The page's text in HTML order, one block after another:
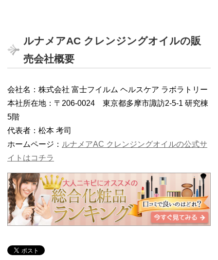
ルナメアAC クレンジングオイルの販
売会社概要
会社名：株式会社 富士フイルム ヘルスケア ラボラトリー
本社所在地：〒206-0024 東京都多摩市諏訪2-5-1 研究棟
5階
代表者：松本 考司
ホームページ： ルナメアAC クレンジングオイルの公式サ
イトはコチラ